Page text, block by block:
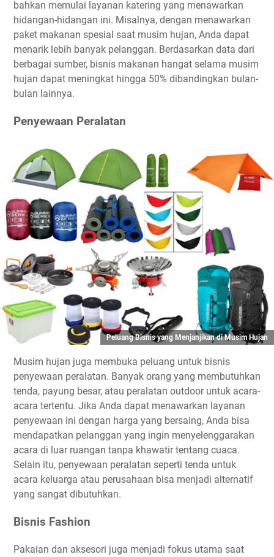
bahkan memulai layanan katering yang menawarkan
hidangan-hidangan ini. Misalnya, dengan menawarkan
paket makanan spesial saat musim hujan, Anda dapat
menarik lebih banyak pelanggan. Berdasarkan data dari
berbagai sumber, bisnis makanan hangat selama musim
hujan dapat meningkat hingga 50% dibandingkan bulan-
bulan lainnya.
Penyewaan Peralatan
Peluang Bisnis yang Menjanjikan di Musim Hujan
Musim hujan juga membuka peluang untuk bisnis
penyewaan peralatan. Banyak orang yang membutuhkan
tenda, payung besar, atau peralatan outdoor untuk acara-
acara tertentu. Jika Anda dapat menawarkan layanan
penyewaan ini dengan harga yang bersaing, Anda bisa
mendapatkan pelanggan yang ingin menyelenggarakan
acara di luar ruangan tanpa khawatir tentang cuaca.
Selain itu, penyewaan peralatan seperti tenda untuk
acara keluarga atau perusahaan bisa menjadi alternatif
yang sangat dibutuhkan.
Bisnis Fashion
Pakaian dan aksesori juga menjadi fokus utama saat